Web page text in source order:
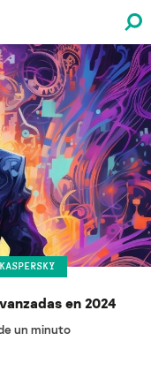
en 2024
un minuto